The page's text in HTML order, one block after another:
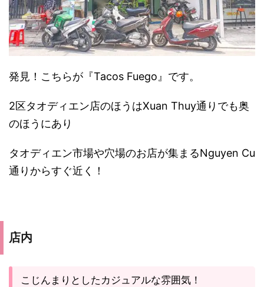
発見！こちらが『Tacos Fuego』です。
2区タオディエン店のほうはXuan Thuy通りでも奥
のほうにあり
タオディエン市場や穴場のお店が集まるNguyen Cu
通りからすぐ近く！
店内
こじんまりとしたカジュアルな雰囲気！